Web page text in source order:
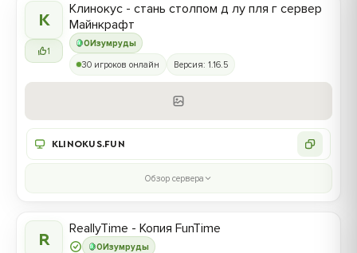
К
1
0Изумруды
Клинокус - стань столпом д лу пля г сервер
Майнкрафт
30 игроков онлайн Версия: 1.16.5
KLINOKUS.FUN
Обзор сервера
R 0Изумруды
ReallyTime - Копия FunTime